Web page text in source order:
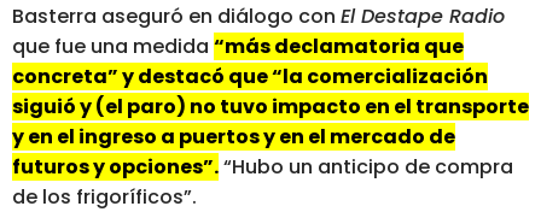
Basterra aseguró en diálogo con El Destape Radio
que fue una medida “más declamatoria que
concreta” y destacó que “la comercialización
siguió y (el paro) no tuvo impacto en el transporte
y en el ingreso a puertos y en el mercado de
futuros y opciones”.“Hubo un anticipo de compra
de los frigoríficos”.